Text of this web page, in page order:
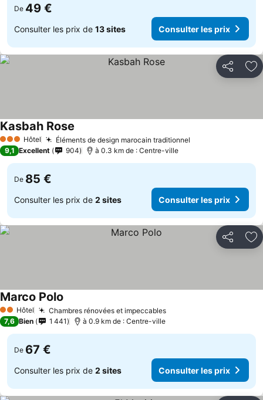
De 49 €
Consulter les prix de 13 sites Consulter les prix
Partager
3 ÉtoilesHôtel Éléments de design marocain traditionnel
Kasbah Rose
9,1 Excellent 904 à 0.3 km de : Centre-ville
De 85 €
Consulter les prix de 2 sites Consulter les prix
Partager
2 Étoiles
Hôtel Chambres rénovées et impeccables
Marco Polo
7,6 Bien 1 441 à 0.9 km de : Centre-ville
De 67 €
Consulter les prix de 2 sites Consulter les prix